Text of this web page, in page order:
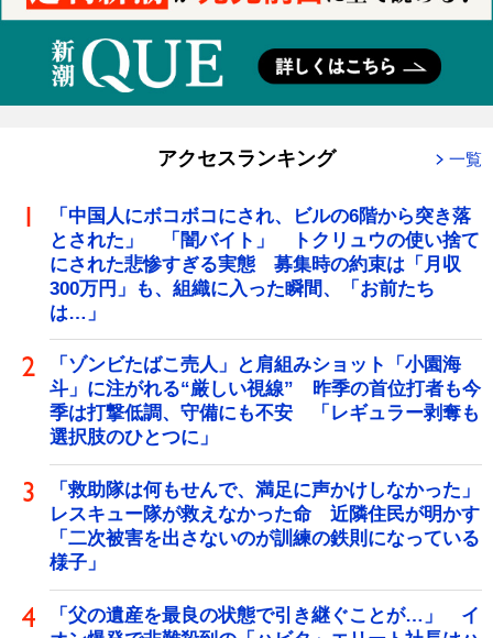
アクセスランキング 一覧
「中国人にボコボコにされ、ビルの6階から突き落
とされた」 「闇バイト」 トクリュウの使い捨て
にされた悲惨すぎる実態 募集時の約束は「月収
300万円」も、組織に入った瞬間、「お前たち
は…」
「ゾンビたばこ売人」と肩組みショット「小園海
斗」に注がれる“厳しい視線” 昨季の首位打者も今
季は打撃低調、守備にも不安 「レギュラー剥奪も
選択肢のひとつに」
「救助隊は何もせんで、満足に声かけしなかった」
レスキュー隊が救えなかった命 近隣住民が明かす
「二次被害を出さないのが訓練の鉄則になっている
様子」
「父の遺産を最良の状態で引き継ぐことが…」 イ